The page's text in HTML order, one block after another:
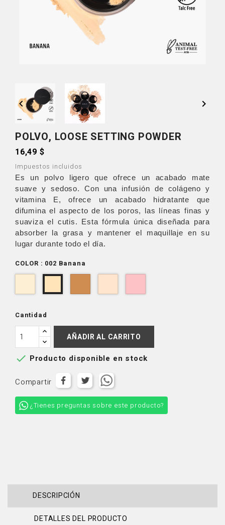
 
POLVO, LOOSE SETTING POWDER
16,49 $
Impuestos incluidos
Es un polvo ligero que ofrece un acabado mate
suave y sedoso. Con una infusión de colágeno y
vitamina E, ofrece un acabado hidratante que
difumina el aspecto de los poros, las líneas finas y
suaviza el cutis. Esta fórmula única diseñada para
absorber la grasa y mantener el maquillaje en su
lugar durante todo el día.
COLOR : 002 Banana
Translucent
BananaDeep
Light
-
Cantidad
AÑADIR AL CARRITO
 Producto disponible en stock
Compartir
¿Tienes preguntas sobre este producto?
DESCRIPCIÓN
DETALLES DEL PRODUCTO